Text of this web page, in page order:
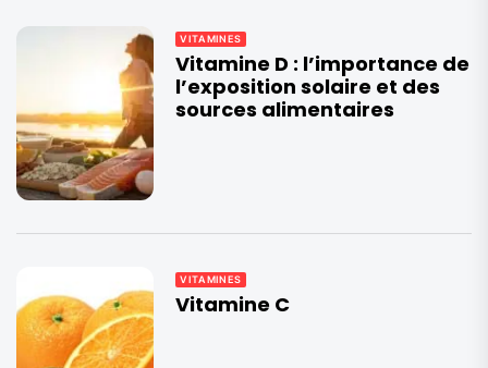
VITAMINES
Vitamine D : l’importance de
l’exposition solaire et des
sources alimentaires
VITAMINES
Vitamine C